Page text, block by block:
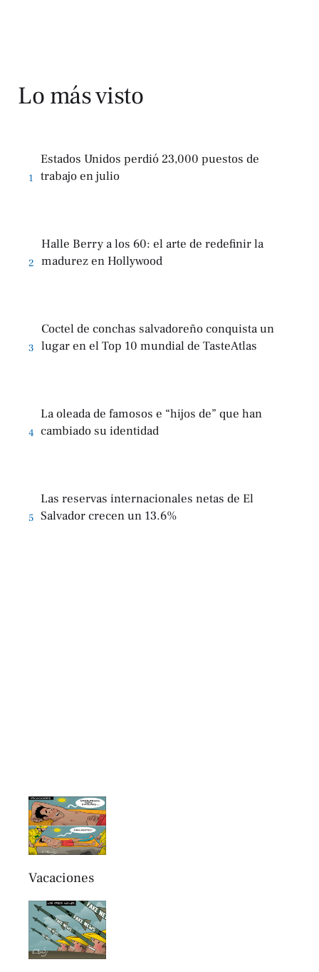
Lo más visto
1
Estados Unidos perdió 23,000 puestos de
trabajo en julio
2
Halle Berry a los 60: el arte de redefinir la
madurez en Hollywood
3
Coctel de conchas salvadoreño conquista un
lugar en el Top 10 mundial de TasteAtlas
4
La oleada de famosos e “hijos de” que han
cambiado su identidad
5
Las reservas internacionales netas de El
Salvador crecen un 13.6%
Vacaciones